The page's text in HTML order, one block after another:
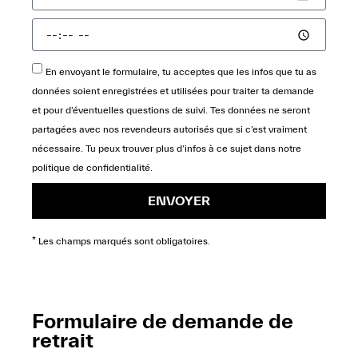
En envoyant le formulaire, tu acceptes que les infos que tu as
données soient enregistrées et utilisées pour traiter ta demande
et pour d’éventuelles questions de suivi. Tes données ne seront
partagées avec nos revendeurs autorisés que si c’est vraiment
nécessaire. Tu peux trouver plus d’infos à ce sujet dans notre
politique de confidentialité
ENVOYER
* Les champs marqués sont obligatoires.
Formulaire de demande de
retrait